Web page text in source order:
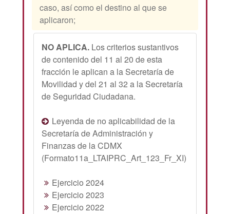
caso, así como el destino al que se
aplicaron;
NO APLICA. Los criterios sustantivos
de contenido del 11 al 20 de esta
fracción le aplican a la Secretaría de
Movilidad y del 21 al 32 a la Secretaría
de Seguridad Ciudadana.
Leyenda de no aplicabilidad de la
Secretaría de Administración y
Finanzas de la CDMX
(Formato11a_LTAIPRC_Art_123_Fr_XI)
Ejercicio 2024
Ejercicio 2023
Ejercicio 2022